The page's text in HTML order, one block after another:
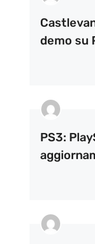
demo su
PS3: